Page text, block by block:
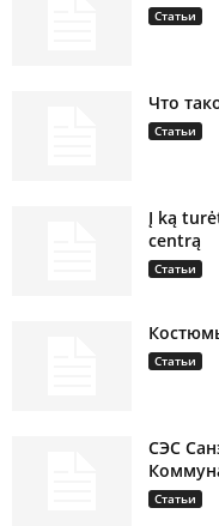
Статьи
Что
Статьи
Į ką
centrą
Статьи
Статьи
СЭС
Статьи